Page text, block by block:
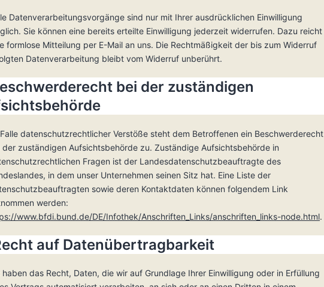
Datenverarbeitungsvorgänge sind nur mit Ihrer ausdrücklichen Einwilligung
Sie können eine bereits erteilte Einwilligung jederzeit widerrufen. Dazu reicht
formlose Mitteilung per E-Mail an uns. Die Rechtmäßigkeit der bis zum Widerruf
Datenverarbeitung bleibt vom Widerruf unberührt.
bei der zuständigen
datenschutzrechtlicher Verstöße steht dem Betroffenen ein Beschwerderecht
der zuständigen Aufsichtsbehörde zu. Zuständige Aufsichtsbehörde in
Fragen ist der Landesdatenschutzbeauftragte des
in dem unser Unternehmen seinen Sitz hat. Eine Liste der
sowie deren Kontaktdaten können folgendem Link
werden:
www.bfdi.bund.de/DE/Infothek/Anschriften_Links/anschriften_links-node.html.
auf Datenübertragbarkeit
haben das Recht, Daten, die wir auf Grundlage Ihrer Einwilligung oder in Erfüllung